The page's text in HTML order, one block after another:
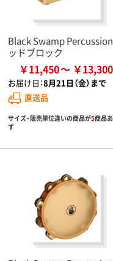
Black Swamp
ッドブロック
￥11,450 ￥13,300
お届け日：8月21日（金）まで
直送品
サイズ・販売単位違いの商品が5商品
す